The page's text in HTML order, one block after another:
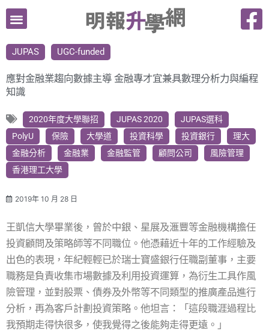
跳
要
內
容
JUPAS UGC-funded
應對金融業趨向數據主導 金融專才宜兼具數理分析力與編程
知識
2020年度大學聯招 JUPAS 2020
JUPAS選科
PolyU
保險 大學道 投資科學 投資銀行
理大
金融分析
金融業 金融監管 顧問公司
風險管理
香港理工大學
2019年 10 月 28 日
王凱信大學畢業後，曾於中銀、星展及滙豐等金融機構擔任
投資顧問及策略師等不同職位。他憑藉近十年的工作經驗及
出色的表現，年紀輕輕已於瑞士寶盛銀行任職副董事，主要
職務是負責收集市場數據及利用投資運算，為衍生工具作風
險管理，並對股票、債券及外幣等不同類型的推廣產品進行
分析，再為客戶計劃投資策略。他坦言：「這段職涯過程比
我預期走得快很多，使我覺得之後能夠走得更遠。」